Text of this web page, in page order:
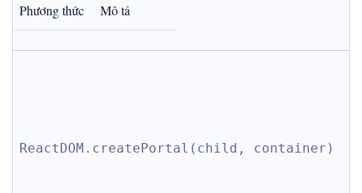
Phương thức Mô tả
ReactDOM.createPortal(child, container)